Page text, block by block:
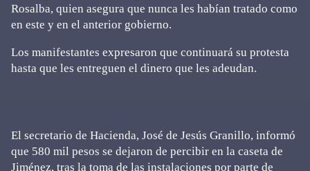
Rosalba, quien asegura que nunca les habían tratado como
en este y en el anterior gobierno.
Los manifestantes expresaron que continuará su protesta
hasta que les entreguen el dinero que les adeudan.
El secretario de Hacienda, José de Jesús Granillo, informó
que 580 mil pesos se dejaron de percibir en la caseta de
Jiménez, tras la toma de las instalaciones por parte de